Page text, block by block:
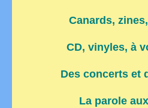
Canards,
CD, vinyles, à
Des concerts et
La parole